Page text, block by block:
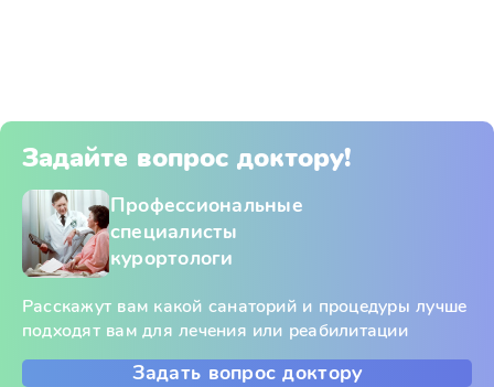
Задайте вопрос доктору!
Профессиональные
специалисты
курортологи
Расскажут вам какой санаторий и процедуры лучше
подходят вам для лечения или реабилитации
Задать вопрос доктору